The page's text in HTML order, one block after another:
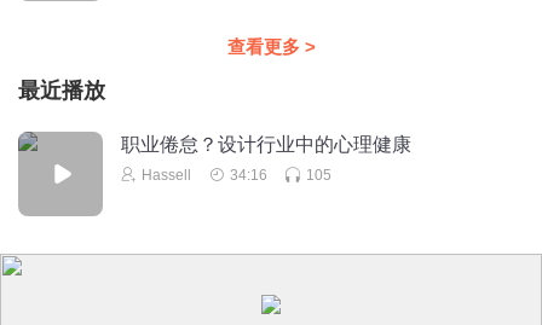
查看更多 >
最近播放
职业倦怠？设计行业中的心理健康
Hassell 34:16 105